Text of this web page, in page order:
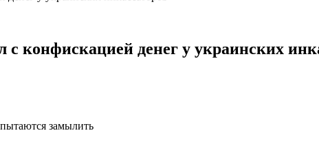
конфискацией денег у украинских
замылить